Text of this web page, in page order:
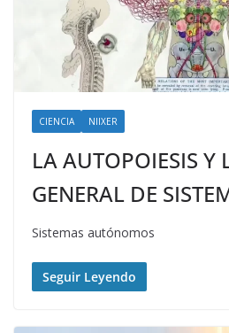
CIENCIA NIIXER
LA AUTOPOIESIS Y
GENERAL DE
Sistemas autónomos
Seguir Leyendo